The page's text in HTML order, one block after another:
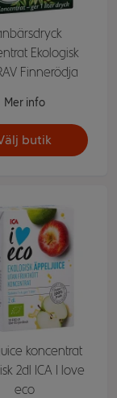
Ekologisk
Finnerödja
Mer info
butik
koncentrat
2dl ICA I love
eco